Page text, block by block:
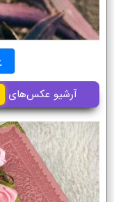
آرشیو عکس‌های